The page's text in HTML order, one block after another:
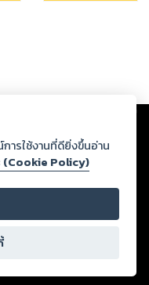
ปรากฏว่าละเมิดสิทธิใน
ายและศีลธรรม ดังนั้น ผู้อ่าน
นเอง และหากท่านพบว่าส่วน
ายังบริษัท เพื่อทีมงานจะได้
ลิขสิทธิ์ตามพระราชบัญญัติ
ารใช้งานที่ดียิ่งขึ้นอ่าน
(Cookie Policy)